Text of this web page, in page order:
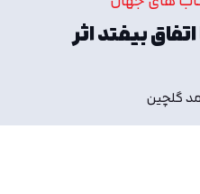
بیفتد اثر
گلچین